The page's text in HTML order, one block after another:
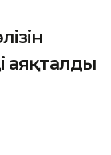
аяқталды